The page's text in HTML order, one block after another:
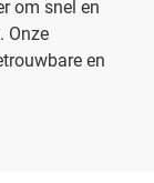
om snel en
Onze
en